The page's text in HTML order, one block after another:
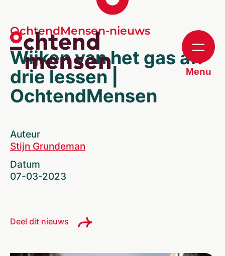
Menu
OchtendMensen-nieuws
Wijken van het gas af:
drie lessen |
OchtendMensen
Auteur
Stijn Grundeman
Datum
07-03-2023
Deel dit nieuws